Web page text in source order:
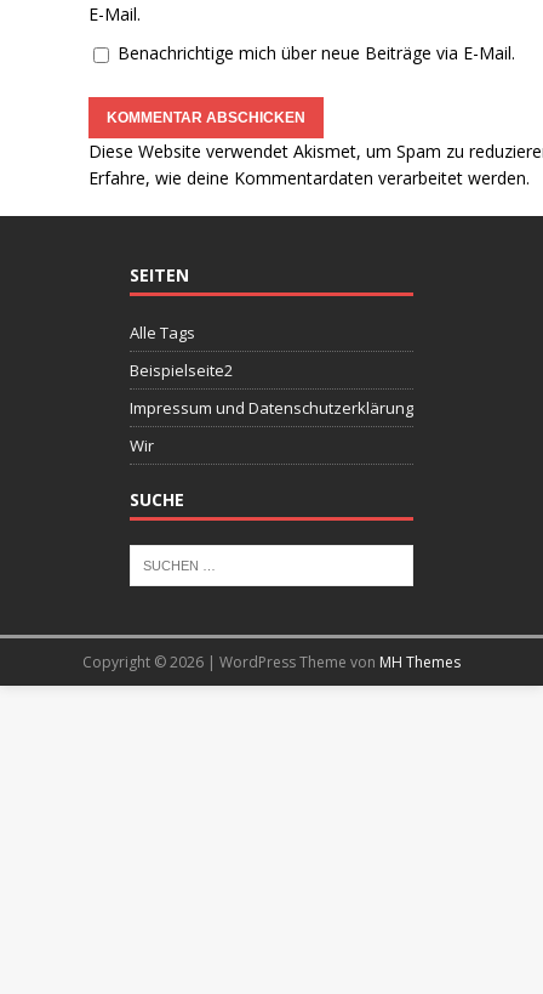
E-Mail.
Benachrichtige mich über neue Beiträge via E-Mail.
Diese Website verwendet Akismet, um Spam zu
Erfahre, wie deine Kommentardaten verarbeitet werden.
SEITEN
Alle Tags
Beispielseite2
Impressum und Datenschutzerklärung
Wir
SUCHE
Copyright © 2026 | WordPress Theme von MH Themes